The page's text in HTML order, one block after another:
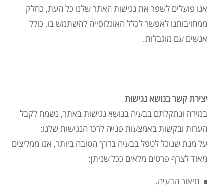
אנו פועלים לשפר את נגישות האתר שלנו כל העת, כחלק
ממחויבותנו לאפשר לכלל האוכלוסייה להשתמש בו, כולל
אנשים עם מוגבלות.
יצירת קשר בנושא נגישות
במידה ונתקלתם בבעיה בנושא נגישות באתר, נשמח לקבל
הערות ובקשות באמצעות פנייה לרכז הנגישות שלנו:
על מנת שנוכל לטפל בבעיה בדרך הטובה ביותר, אנו ממליצים
מאוד לצרף פרטים מלאים ככל שניתן:
תיאור הבעיה.